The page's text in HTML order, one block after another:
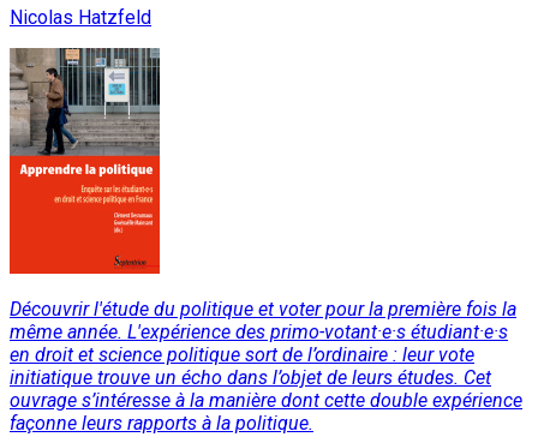
Nicolas Hatzfeld
Découvrir l'étude du politique et voter pour la première fois la
même année. L'expérience des primo-votant·e·s étudiant·e·s
en droit et science politique sort de l’ordinaire : leur vote
initiatique trouve un écho dans l’objet de leurs études. Cet
ouvrage s’intéresse à la manière dont cette double expérience
façonne leurs rapports à la politique.